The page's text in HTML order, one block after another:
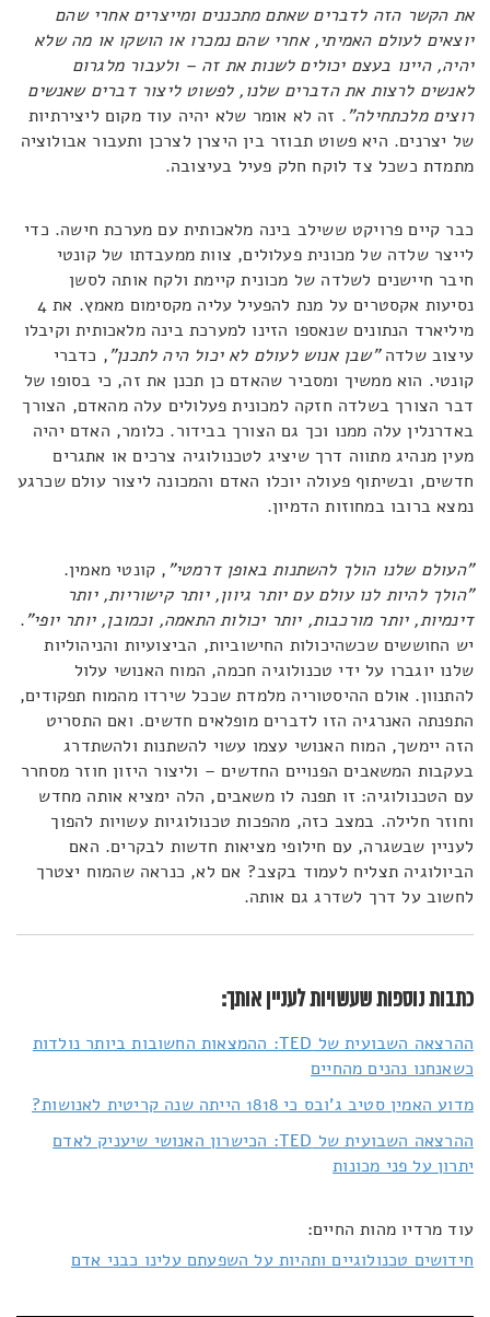
את הקשר הזה לדברים שאתם מתכננים ומייצרים אחרי שהם
יוצאים לעולם האמיתי, אחרי שהם נמכרו או הושקו או מה שלא
יהיה, היינו בעצם יכולים לשנות את זה – ולעבור מלגרום
לאנשים לרצות את הדברים שלנו, לפשוט ליצור דברים שאנשים
רוצים מלכתחילה". זה לא אומר שלא יהיה עוד מקום ליצירתיות
של יצרנים. היא פשוט תבוזר בין היצרן לצרכן ותעבור אבולוציה
מתמדת כשכל צד לוקח חלק פעיל בעיצובה.
כבר קיים פרויקט ששילב בינה מלאכותית עם מערכת חישה. כדי
לייצר שלדה של מכונית פעלולים, צוות ממעבדתו של קונטי
חיבר חיישנים לשלדה של מכונית קיימת ולקח אותה לסשן
נסיעות אקסטרים על מנת להפעיל עליה מקסימום מאמץ. את 4
מיליארד הנתונים שנאספו הזינו למערכת בינה מלאכותית וקיבלו
עיצוב שלדה"שבן אנוש לעולם לא יכול היה לתכנן", כדברי
קונטי. הוא ממשיך ומסביר שהאדם כן תכנן את זה, כי בסופו של
דבר הצורך בשלדה חזקה למכונית פעלולים עלה מהאדם, הצורך
באדרנלין עלה ממנו וכך גם הצורך בבידור. כלומר, האדם יהיה
מעין מנהיג מתווה דרך שיציג לטכנולוגיה צרכים או אתגרים
חדשים, ובשיתוף פעולה יוכלו האדם והמכונה ליצור עולם שכרגע
נמצא ברובו במחוזות הדמיון.
"העולם שלנו הולך להשתנות באופן דרמטי", קונטי מאמין.
"הולך להיות לנו עולם עם יותר גיוון, יותר קישוריות, יותר
דינמיות, יותר מורכבות, יותר יכולות התאמה, וכמובן, יותר יופי".
יש החוששים שכשהיכולות החישוביות, הביצועיות והניהוליות
שלנו יוגברו על ידי טכנולוגיה חכמה, המוח האנושי עלול
להתנוון. אולם ההיסטוריה מלמדת שככל שירדו מהמוח תפקודים,
התפנתה האנרגיה הזו לדברים מופלאים חדשים. ואם התסריט
הזה יימשך, המוח האנושי עצמו עשוי להשתנות ולהשתדרג
בעקבות המשאבים הפנויים החדשים – וליצור היזון חוזר מסחרר
עם הטכנולוגיה: זו תפנה לו משאבים, הלה ימציא אותה מחדש
וחוזר חלילה. במצב כזה, מהפכות טכנולוגיות עשויות להפוך
לעניין שבשגרה, עם חילופי מציאות חדשות לבקרים. האם
הביולוגיה תצליח לעמוד בקצב? אם לא, כנראה שהמוח יצטרך
לחשוב על דרך לשדרג גם אותה.
כתבות נוספות שעשויות לעניין אותך:
ההרצאה השבועית של TED: ההמצאות החשובות ביותר נולדות
כשאנחנו נהנים מהחיים
מדוע האמין סטיב ג'ובס כי 1818 הייתה שנה קריטית לאנושות?
ההרצאה השבועית של TED: הכישרון האנושי שיעניק לאדם
יתרון על פני מכונות
עוד מרדיו מהות החיים:
חידושים טכנולוגיים ותהיות על השפעתם עלינו כבני אדם